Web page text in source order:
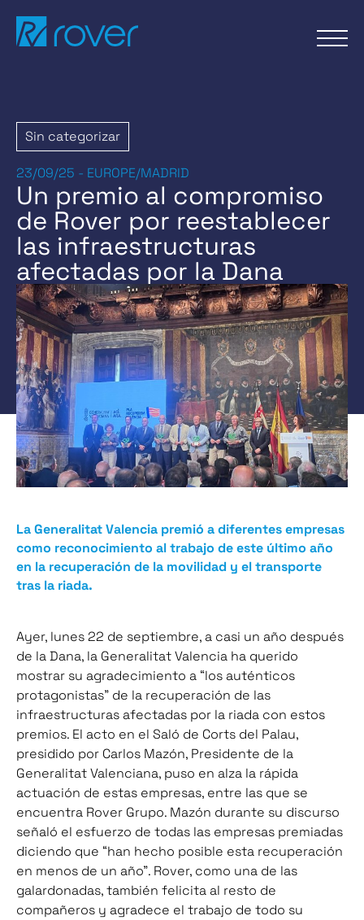
contenido
Sin categorizar
23/09/25 - EUROPE/MADRID
Un premio al compromiso
de Rover por reestablecer
las infraestructuras
afectadas por la Dana
La Generalitat Valencia premió a diferentes empresas
como reconocimiento al trabajo de este último año
en la recuperación de la movilidad y el transporte
tras la riada.
Ayer, lunes 22 de septiembre, a casi un año después
de la Dana, la Generalitat Valencia ha querido
mostrar su agradecimiento a “los auténticos
protagonistas” de la recuperación de las
infraestructuras afectadas por la riada con estos
premios. El acto en el Saló de Corts del Palau,
presidido por Carlos Mazón, Presidente de la
Generalitat Valenciana, puso en alza la rápida
actuación de estas empresas, entre las que se
encuentra Rover Grupo. Mazón durante su discurso
señaló el esfuerzo de todas las empresas premiadas
diciendo que “han hecho posible esta recuperación
en menos de un año”. Rover, como una de las
galardonadas, también felicita al resto de
compañeros y agradece el trabajo de todo su